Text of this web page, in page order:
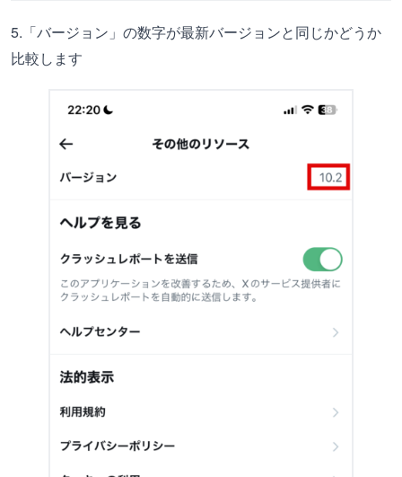
5.「バージョン」の数字が最新バージョンと同じかどうか
比較します